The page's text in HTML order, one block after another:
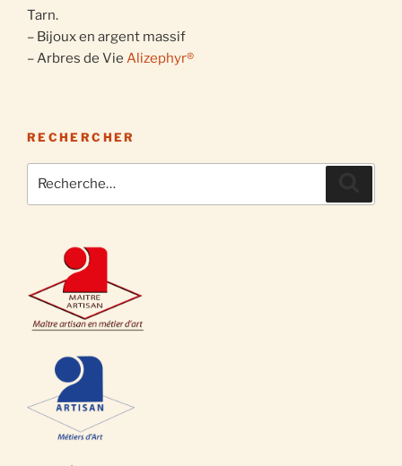
Tarn.
– Bijoux en argent massif
– Arbres de Vie Alizephyr®
RECHERCHER
pour